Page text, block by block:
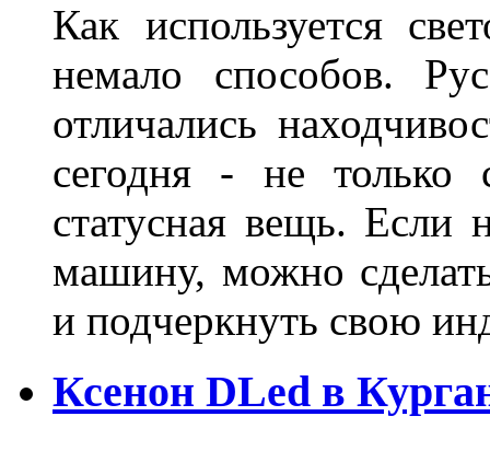
Как используется
немало способов.
отличались
сегодня - не только
статусная вещь. Если
машину, можно
и подчеркнуть свою
Ксенон DLed в